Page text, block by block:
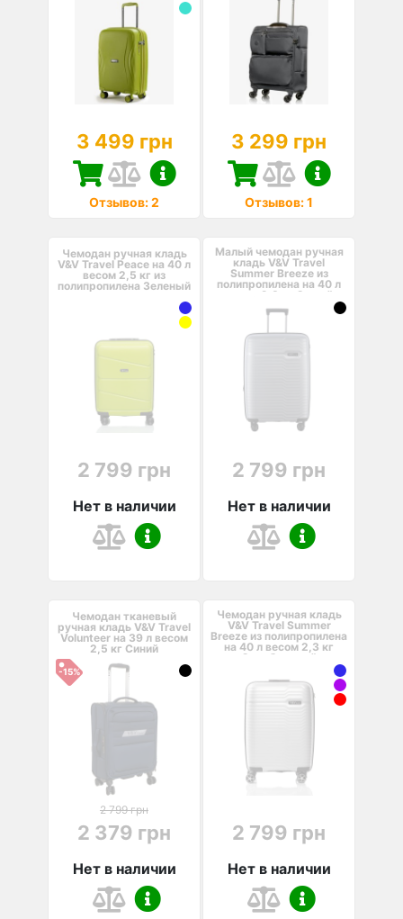
3 499 грн
Отзывов: 2
3 299 грн
Отзывов: 1
Чемодан ручная кладь
V&V Travel Peace на 40 л
весом 2,5 кг из
полипропилена Зеленый
2 799 грн
Нет в наличии
Малый чемодан ручная
кладь V&V Travel
Summer Breeze из
полипропилена на 40 л
весом 2,3 кг Серый
2 799 грн
Нет в наличии
Чемодан тканевый
ручная кладь V&V Travel
Volunteer на 39 л весом
2,5 кг Синий
-15%
2 799 грн
2 379 грн
Нет в наличии
Чемодан ручная кладь
V&V Travel Summer
Breeze из полипропилена
на 40 л весом 2,3 кг
Серебристый
2 799 грн
Нет в наличии